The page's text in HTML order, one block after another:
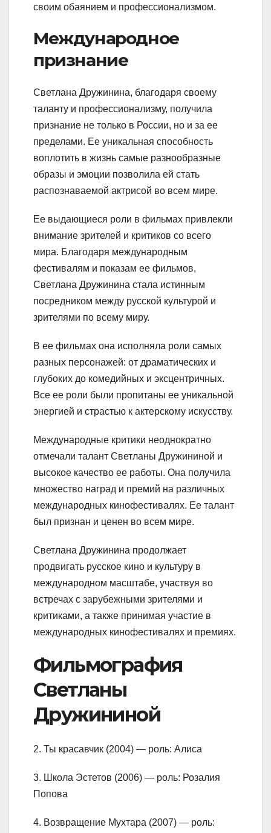
своим обаянием и профессионализмом.
Международное
признание
Светлана Дружинина, благодаря своему
таланту и профессионализму, получила
признание не только в России, но и за ее
пределами. Ее уникальная способность
воплотить в жизнь самые разнообразные
образы и эмоции позволила ей стать
распознаваемой актрисой во всем мире.
Ее выдающиеся роли в фильмах привлекли
внимание зрителей и критиков со всего
мира. Благодаря международным
фестивалям и показам ее фильмов,
Светлана Дружинина стала истинным
посредником между русской культурой и
зрителями по всему миру.
В ее фильмах она исполняла роли самых
разных персонажей: от драматических и
глубоких до комедийных и эксцентричных.
Все ее роли были пропитаны ее уникальной
энергией и страстью к актерскому искусству.
Международные критики неоднократно
отмечали талант Светланы Дружининой и
высокое качество ее работы. Она получила
множество наград и премий на различных
международных кинофестивалях. Ее талант
был признан и ценен во всем мире.
Светлана Дружинина продолжает
продвигать русское кино и культуру в
международном масштабе, участвуя во
встречах с зарубежными зрителями и
критиками, а также принимая участие в
международных кинофестивалях и премиях.
Фильмография
Светланы
Дружининой
2. Ты красавчик (2004) — роль: Алиса
3. Школа Эстетов (2006) — роль: Розалия
Попова
4. Возвращение Мухтара (2007) — роль: